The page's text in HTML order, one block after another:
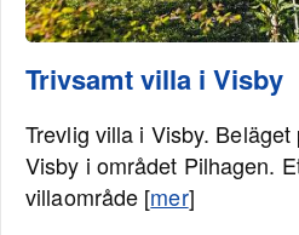
Trivsamt villa i Visby
Trevlig villa i Visby.
Visby i området Pilhagen.
villaområde [mer]